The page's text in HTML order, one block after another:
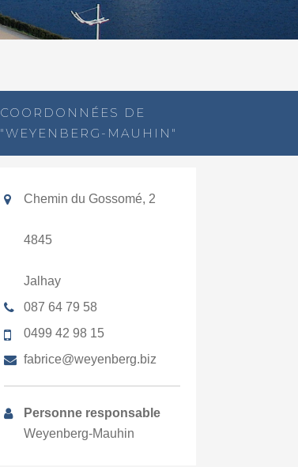
COORDONNÉES DE
"WEYENBERG-MAUHIN"
Chemin du Gossomé, 2
4845
Jalhay
087 64 79 58
0499 42 98 15
fabrice@weyenberg.biz
Personne responsable
Weyenberg-Mauhin